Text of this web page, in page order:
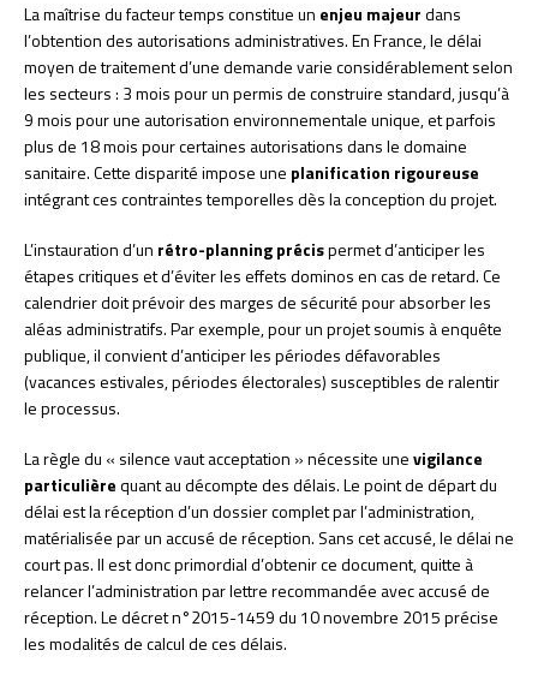
La maîtrise du facteur temps constitue un enjeu majeurdans
l’obtention des autorisations administratives. En France, le délai
moyen de traitement d’une demande varie considérablement selon
les secteurs : 3 mois pour un permis de construire standard, jusqu’à
9 mois pour une autorisation environnementale unique, et parfois
plus de 18 mois pour certaines autorisations dans le domaine
sanitaire. Cette disparité impose une planification rigoureuse
intégrant ces contraintes temporelles dès la conception du projet.
L’instauration d’un rétro-planning précispermet d’anticiper les
étapes critiques et d’éviter les effets dominos en cas de retard. Ce
calendrier doit prévoir des marges de sécurité pour absorber les
aléas administratifs. Par exemple, pour un projet soumis à enquête
publique, il convient d’anticiper les périodes défavorables
(vacances estivales, périodes électorales) susceptibles de ralentir
le processus.
La règle du « silence vaut acceptation » nécessite unevigilance
particulièrequant au décompte des délais. Le point de départ du
délai est la réception d’un dossier complet par l’administration,
matérialisée par un accusé de réception. Sans cet accusé, le délai ne
court pas. Il est donc primordial d’obtenir ce document, quitte à
relancer l’administration par lettre recommandée avec accusé de
réception. Le décret n°2015-1459 du 10 novembre 2015 précise
les modalités de calcul de ces délais.